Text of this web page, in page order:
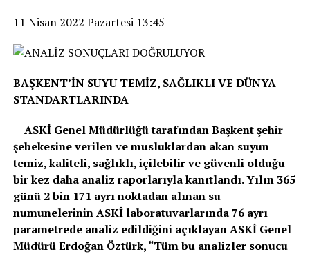
11 Nisan 2022 Pazartesi 13:45
BAŞKENT’İN SUYU TEMİZ, SAĞLIKLI VE DÜNYA
STANDARTLARINDA
ASKİ Genel Müdürlüğü tarafından Başkent şehir
şebekesine verilen ve musluklardan akan suyun
temiz, kaliteli, sağlıklı, içilebilir ve güvenli olduğu
bir kez daha analiz raporlarıyla kanıtlandı. Yılın 365
günü 2 bin 171 ayrı noktadan alınan su
numunelerinin ASKİ laboratuvarlarında 76 ayrı
parametrede analiz edildiğini açıklayan ASKİ Genel
Müdürü Erdoğan Öztürk, “Tüm bu analizler sonucu